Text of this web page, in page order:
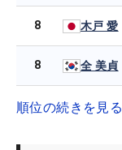
8 木戸 愛
8 全 美貞
順位の続きを見る